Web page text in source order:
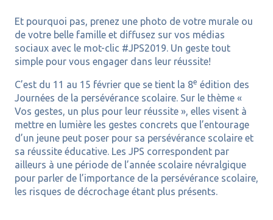
Et pourquoi pas, prenez une photo de votre murale ou
de votre belle famille et diffusez sur vos médias
sociaux avec le mot-clic #JPS2019. Un geste tout
simple pour vous engager dans leur réussite!
C’est du 11 au 15 février que se tient la 8e édition des
Journées de la persévérance scolaire. Sur le thème «
Vos gestes, un plus pour leur réussite », elles visent à
mettre en lumière les gestes concrets que l’entourage
d’un jeune peut poser pour sa persévérance scolaire et
sa réussite éducative. Les JPS correspondent par
ailleurs à une période de l’année scolaire névralgique
pour parler de l’importance de la persévérance scolaire,
les risques de décrochage étant plus présents.